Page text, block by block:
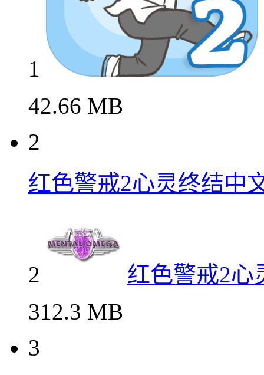
1
42.66 MB
2
红色警戒2心灵终结中
2
红色警戒2心
312.3 MB
3